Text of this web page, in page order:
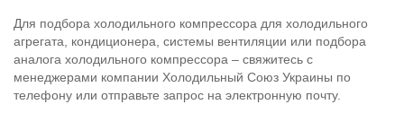
Для подбора холодильного компрессора для холодильного
агрегата, кондиционера, системы вентиляции или подбора
аналога холодильного компрессора – свяжитесь с
менеджерами компании Холодильный Союз Украины по
телефону или отправьте запрос на электронную почту.